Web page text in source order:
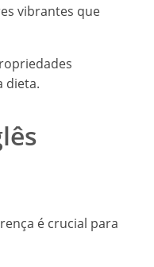
vibrantes que
dieta.
é crucial para